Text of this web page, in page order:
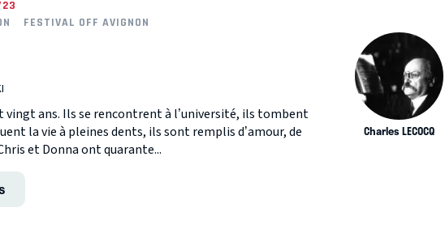
FESTIVAL OFF AVIGNON
vingt ans. Ils se rencontrent à l’université, ils tombent
la vie à pleines dents, ils sont remplis d’amour, de
et Donna ont quarante...
Charles LECOCQ